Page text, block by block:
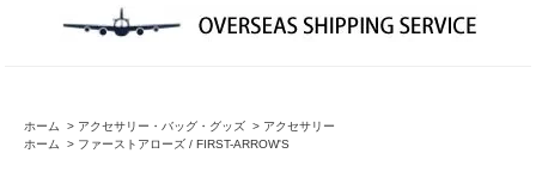
ホーム > アクセサリー・バッグ・グッズ > アクセサリー
ホーム
> ファーストアローズ / FIRST-ARROW'S